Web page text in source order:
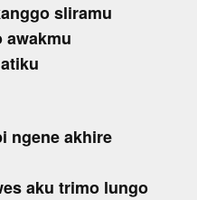
sliramu
awakmu
ngene akhire
aku trimo lungo